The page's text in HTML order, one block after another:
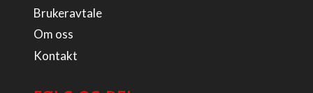
Brukeravtale
Om oss
Kontakt